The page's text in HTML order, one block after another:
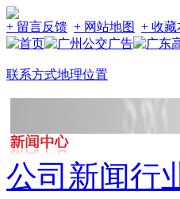
+ 留言反馈 + 网站地图 + 收藏
联系方式地理位置
公司新闻行